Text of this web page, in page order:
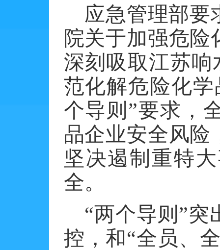
应急管理部要
院关于加强危
深刻吸取江苏响
范化解危险化
个导则”要求，
品企业安全风险
坚决遏制重特
全。
“两个导则”
控，和“全员、